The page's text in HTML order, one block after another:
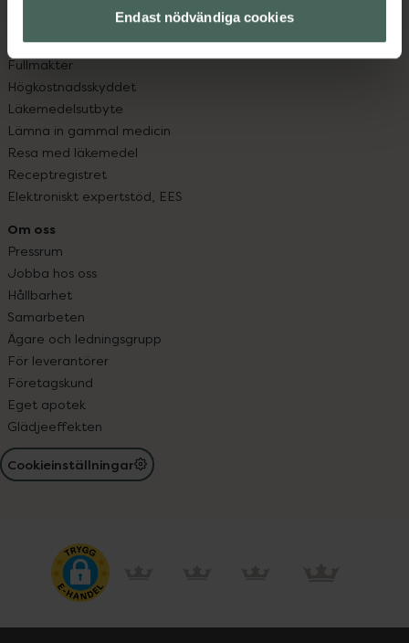
Endast nödvändiga cookies
Om recept och läkemedel
Fullmakter
Högkostnadsskyddet
Läkemedelsutbyte
Lämna in gammal medicin
Resa med läkemedel
Receptregistret
Elektroniskt expertstöd, EES
Om oss
Pressrum
Jobba hos oss
Hållbarhet
Samarbeten
Ägare och ledningsgrupp
För leverantörer
Företagskund
Eget apotek
Glädjeeffekten
Cookieinställningar